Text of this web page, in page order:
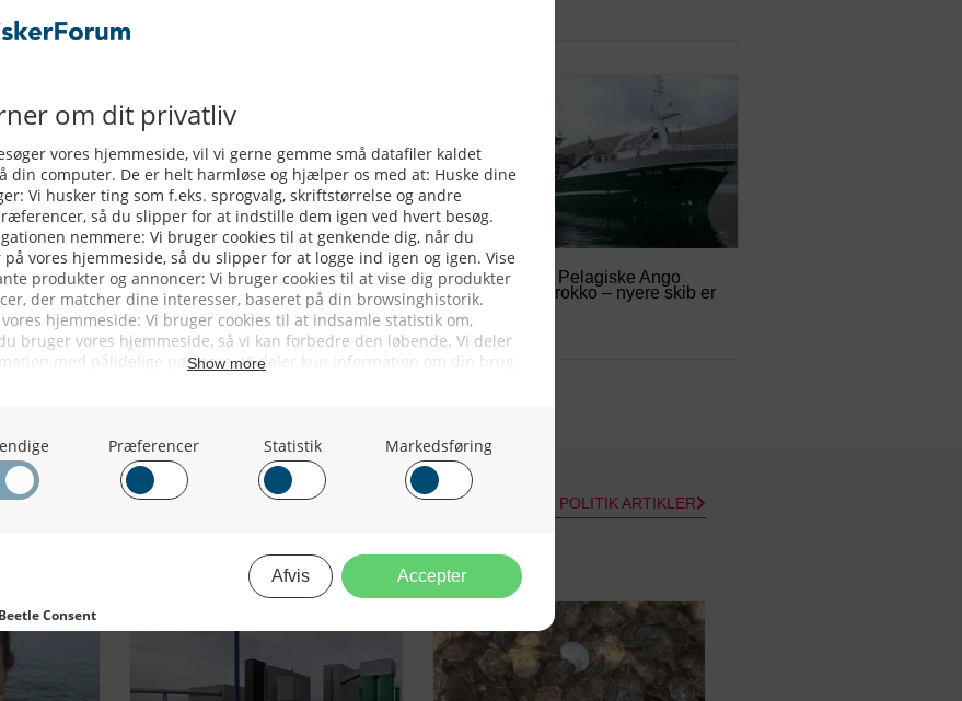
i nyt
LEDER: Miljøministeriet kan
ikke længere gemme sig –
ansvaret for Vilsund Blue ender
på ministerens bord
Færøerne: Pelagiske Ango
solgt til Marokko – nyere skib er
næste mål
ALLE POLITIK ARTIKLER